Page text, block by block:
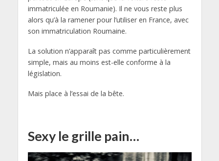
immatriculée en Roumanie). Il ne vous reste plus
alors qu’à la ramener pour l’utiliser en France, avec
son immatriculation Roumaine.
La solution n’apparaît pas comme particulièrement
simple, mais au moins est-elle conforme à la
législation.
Mais place à l’essai de la bête.
Sexy le grille pain…